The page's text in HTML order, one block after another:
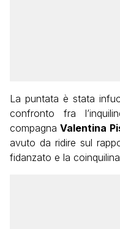
La puntata è stata
confronto fra
compagnaValentina
avuto da ridire sul
fidanzato e la coinquilina